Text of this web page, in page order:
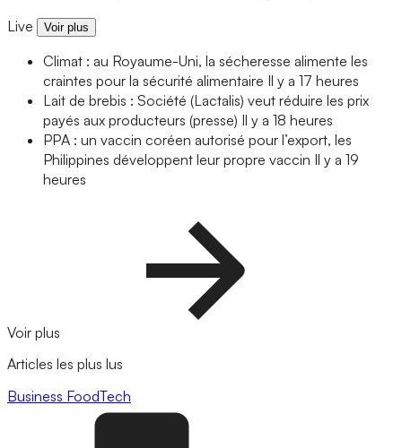
Live Voir plus
Climat : au Royaume-Uni, la sécheresse alimente les
craintes pour la sécurité alimentaire Il y a 17 heures
Lait de brebis : Société (Lactalis) veut réduire les prix
payés aux producteurs (presse) Il y a 18 heures
PPA : un vaccin coréen autorisé pour l’export, les
Philippines développent leur propre vaccin Il y a 19
heures
Voir plus
Articles les plus lus
Business FoodTech